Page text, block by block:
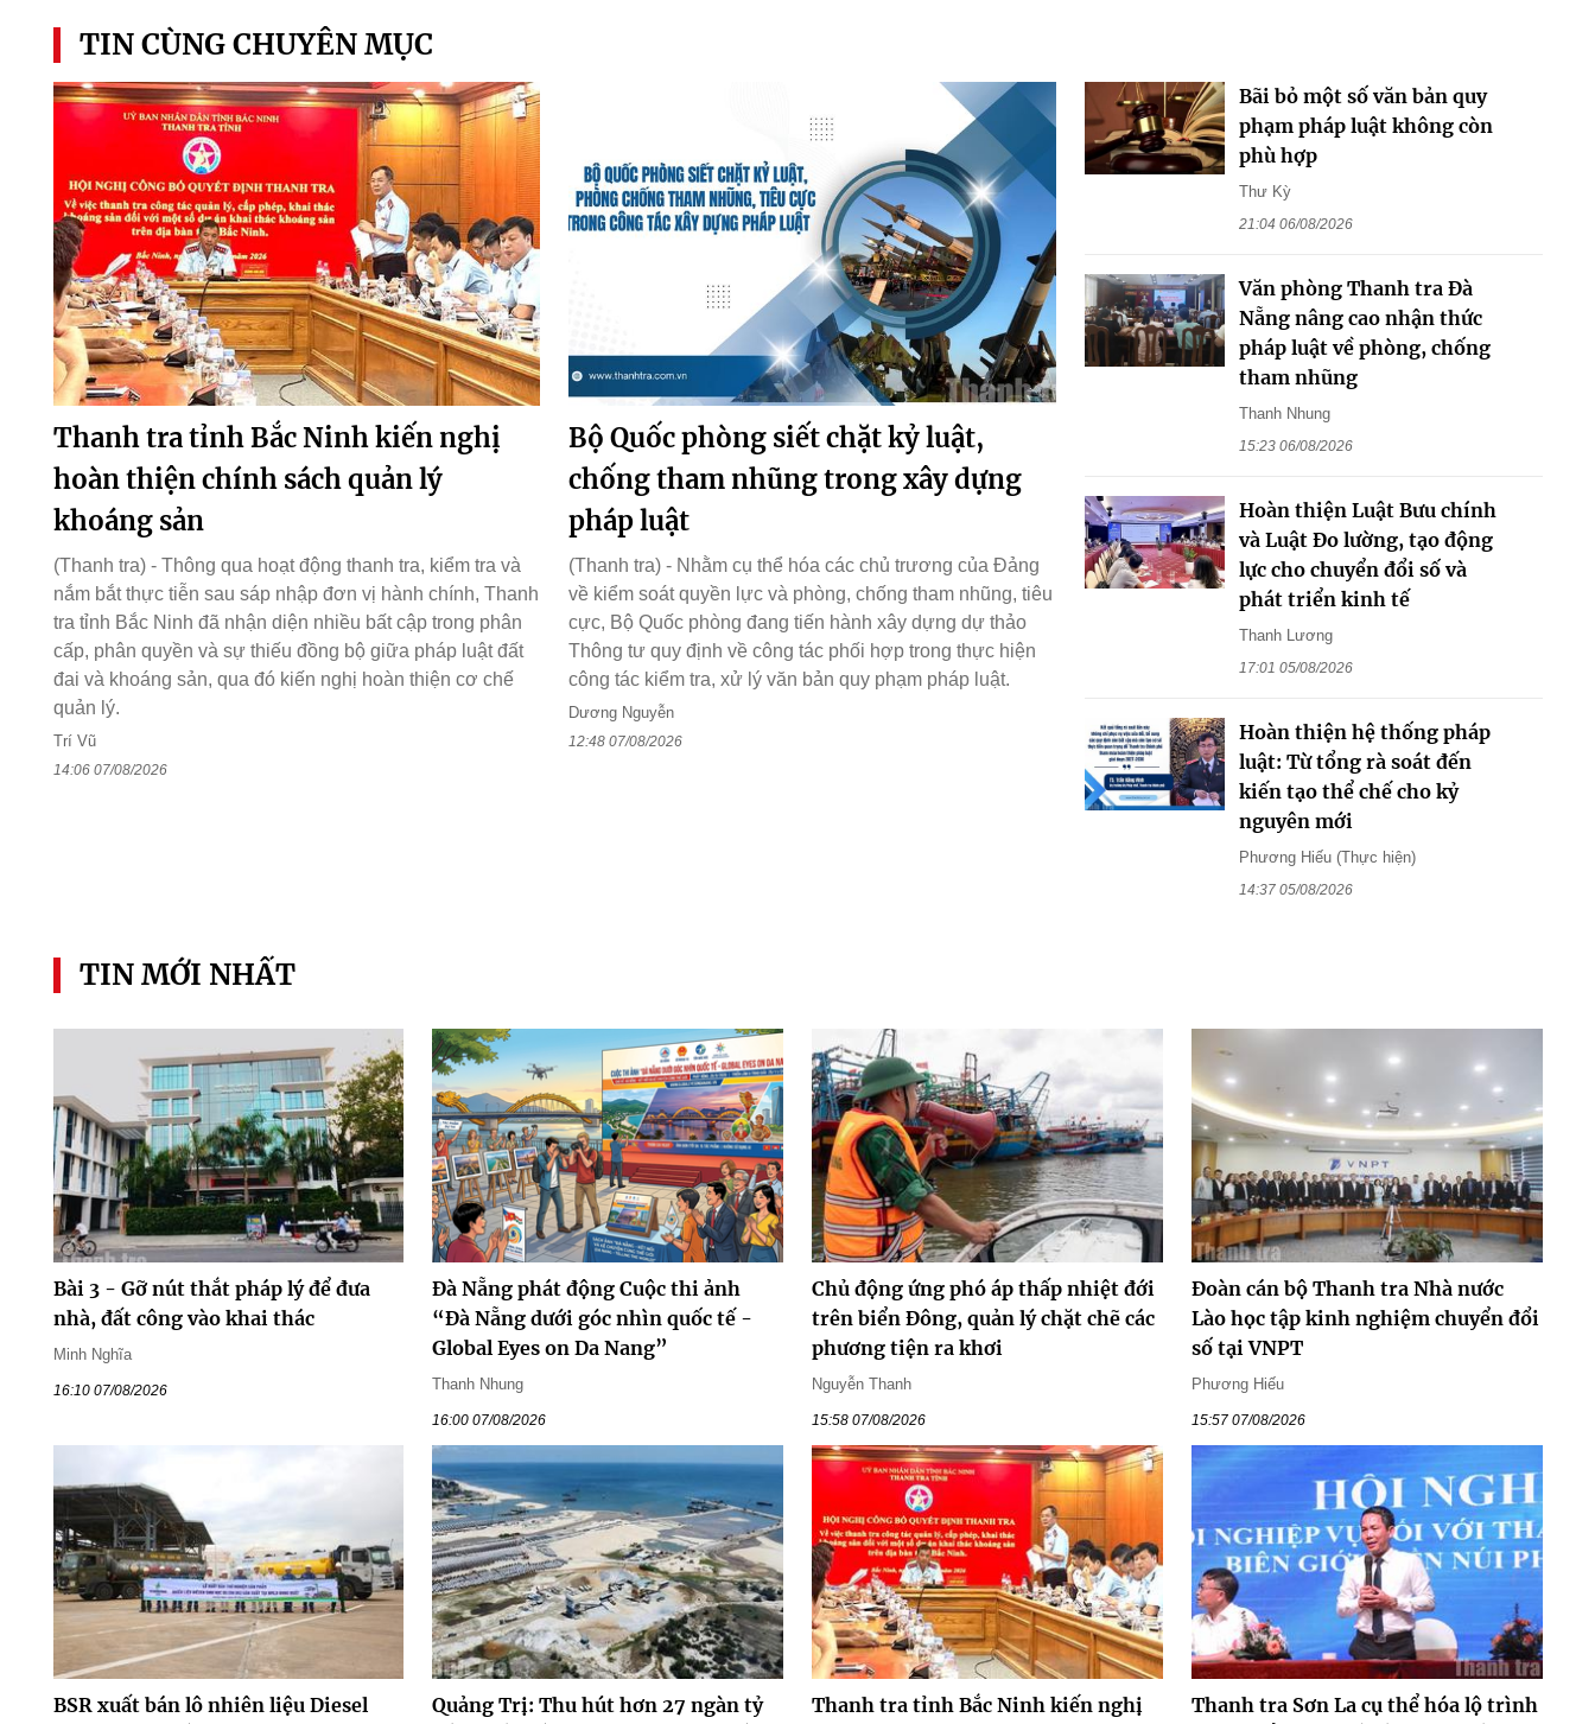
TIN CÙNG CHUYÊN MỤC
Thanh tra tỉnh Bắc Ninh kiến nghị
hoàn thiện chính sách quản lý
khoáng sản
(Thanh tra) - Thông qua hoạt động thanh tra, kiểm tra và
nắm bắt thực tiễn sau sáp nhập đơn vị hành chính, Thanh
tra tỉnh Bắc Ninh đã nhận diện nhiều bất cập trong phân
cấp, phân quyền và sự thiếu đồng bộ giữa pháp luật đất
đai và khoáng sản, qua đó kiến nghị hoàn thiện cơ chế
quản lý.
Trí Vũ
14:06 07/08/2026
Bộ Quốc phòng siết chặt kỷ luật,
chống tham nhũng trong xây dựng
pháp luật
(Thanh tra) - Nhằm cụ thể hóa các chủ trương của Đảng
về kiểm soát quyền lực và phòng, chống tham nhũng, tiêu
cực, Bộ Quốc phòng đang tiến hành xây dựng dự thảo
Thông tư quy định về công tác phối hợp trong thực hiện
công tác kiểm tra, xử lý văn bản quy phạm pháp luật.
Dương Nguyễn
12:48 07/08/2026
Bãi bỏ một số văn bản quy
phạm pháp luật không còn
phù hợp
Thư Kỳ
21:04 06/08/2026
Văn phòng Thanh tra Đà
Nẵng nâng cao nhận thức
pháp luật về phòng, chống
tham nhũng
Thanh Nhung
15:23 06/08/2026
Hoàn thiện Luật Bưu chính
và Luật Đo lường, tạo động
lực cho chuyển đổi số và
phát triển kinh tế
Thanh Lương
17:01 05/08/2026
Hoàn thiện hệ thống pháp
luật: Từ tổng rà soát đến
kiến tạo thể chế cho kỷ
nguyên mới
Phương Hiếu (Thực hiện)
14:37 05/08/2026
TIN MỚI NHẤT
Bài 3 - Gỡ nút thắt pháp lý để đưa
nhà, đất công vào khai thác
Minh Nghĩa
16:10 07/08/2026
Đà Nẵng phát động Cuộc thi ảnh
“Đà Nẵng dưới góc nhìn quốc tế -
Global Eyes on Da Nang”
Thanh Nhung
16:00 07/08/2026
Chủ động ứng phó áp thấp nhiệt đới
trên biển Đông, quản lý chặt chẽ các
phương tiện ra khơi
Nguyễn Thanh
15:58 07/08/2026
Đoàn cán bộ Thanh tra Nhà nước
Lào học tập kinh nghiệm chuyển đổi
số tại VNPT
Phương Hiếu
15:57 07/08/2026
BSR xuất bán lô nhiên liệu Diesel
Quảng Trị: Thu hút hơn 27 ngàn tỷ
Thanh tra tỉnh Bắc Ninh kiến nghị
Thanh tra Sơn La cụ thể hóa lộ trình